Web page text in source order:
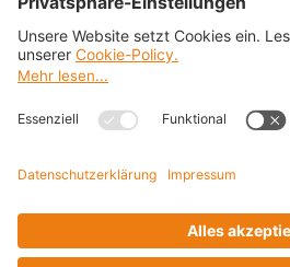
Datenschutz
Cookie Policy
Business Ethics Policy
AGB
© 2026 CRIF GmbH AT | Copyright
Rothschildplatz 3/Top 3.06.B, A-1020
Company with Management